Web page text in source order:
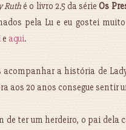
Ruthé o livro 2.5 da sérieOs
pela Lu e eu gostei
eaqui.
a história de
aos 20 anos consegue sentir
de ter um herdeiro, o pai